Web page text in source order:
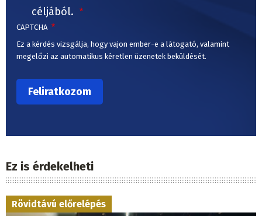
céljából.
CAPTCHA
Ez a kérdés vizsgálja, hogy vajon ember-e a látogató, valamint
megelőzi az automatikus kéretlen üzenetek beküldését.
Ez is érdekelheti
Rövidtávú előrelépés